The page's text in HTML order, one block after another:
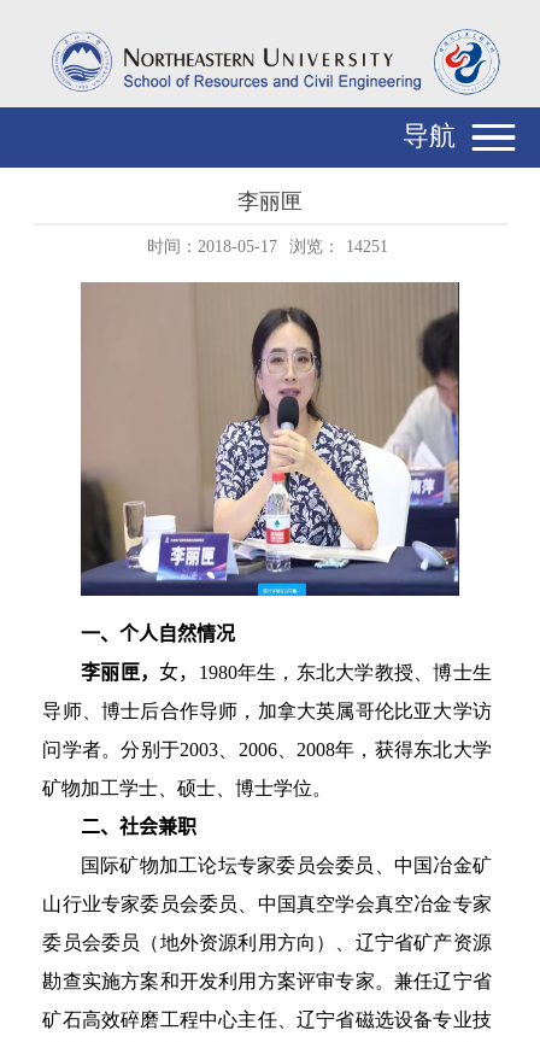
导航
李丽匣
时间：2018-05-17 浏览： 14251
一、个人自然情况
李丽匣， 女， 1980年生，东北大学教授、博士生
导师、博士后合作导师，加拿大英属哥伦比亚大学访
问学者。分别于2003、 2006、 2008年，获得东北大学
矿物加工学士、硕士、博士学位。
二、社会兼职
国际矿物加工论坛专家委员会委员、中国冶金矿
山行业专家委员会委员、中国真空学会真空冶金专家
委员会委员（地外资源利用方向）、辽宁省矿产资源
勘查实施方案和开发利用方案评审专家。兼任辽宁省
矿石高效碎磨工程中心主任、辽宁省磁选设备专业技